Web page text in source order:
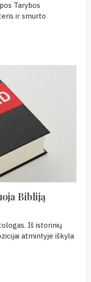
Tarybos
ir smurto
Bibliją
Iš istorinių
atmintyje iškyla